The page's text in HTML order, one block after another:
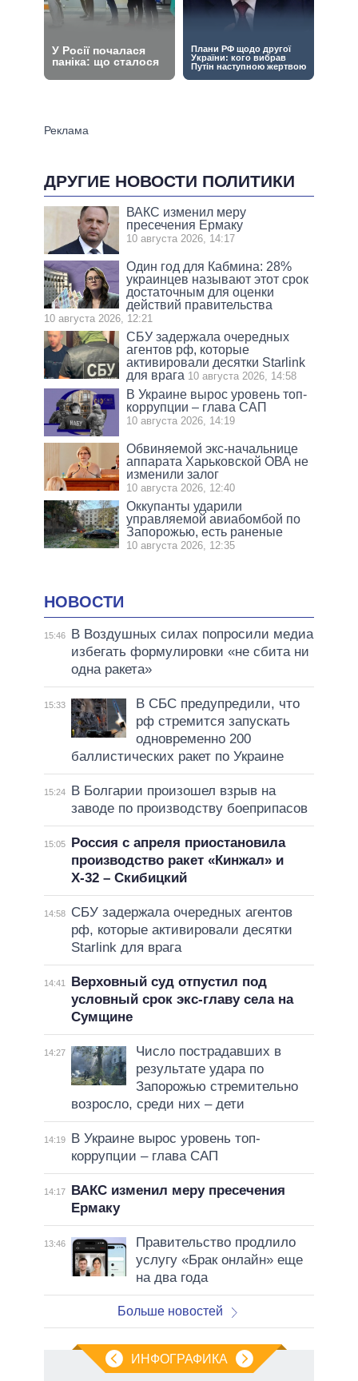
ДРУГИЕ НОВОСТИ ПОЛИТИКИ
ВАКС изменил меру
пресечения Ермаку
10 августа 2026, 14:17
Один год для Кабмина: 28%
украинцев называют этот срок
достаточным для оценки
действий правительства
10 августа 2026, 12:21
СБУ задержала очередных
агентов рф, которые
активировали десятки Starlink
для врага 10 августа 2026, 14:58
В Украине вырос уровень топ-
коррупции – глава САП
10 августа 2026, 14:19
Обвиняемой экс-начальнице
аппарата Харьковской ОВА не
изменили залог
10 августа 2026, 12:40
Оккупанты ударили
управляемой авиабомбой по
Запорожью, есть раненые
10 августа 2026, 12:35
НОВОСТИ
15:46
В Воздушных силах попросили медиа
избегать формулировки «не сбита ни
одна ракета»
15:33
В СБС предупредили, что
рф стремится запускать
одновременно 200
баллистических ракет по Украине
15:24
В Болгарии произошел взрыв на
заводе по производству боеприпасов
15:05
Россия с апреля приостановила
производство ракет «Кинжал» и
Х-32 – Скибицкий
14:58
СБУ задержала очередных агентов
рф, которые активировали десятки
Starlink для врага
14:41
Верховный суд отпустил под
условный срок экс-главу села на
Сумщине
14:27
Число пострадавших в
результате удара по
Запорожью стремительно
возросло, среди них – дети
14:19
В Украине вырос уровень топ-
коррупции – глава САП
14:17
ВАКС изменил меру пресечения
Ермаку
13:46
Правительство продлило
услугу «Брак онлайн» еще
на два года
Больше новостей
ИНФОГРАФИКА